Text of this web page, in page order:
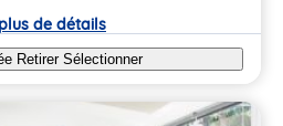
de détails
Retirer Sélectionner